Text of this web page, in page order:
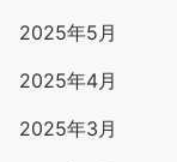
2025年5月
2025年4月
2025年3月